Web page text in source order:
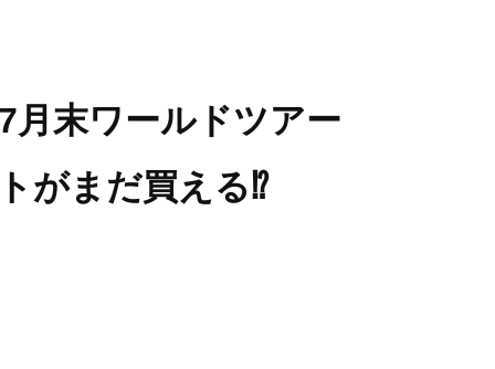
7月末ワールドツアー
がまだ買える⁉